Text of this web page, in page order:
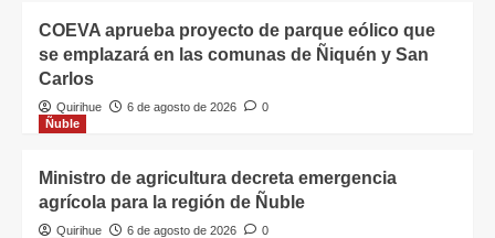
COEVA aprueba proyecto de parque eólico que
se emplazará en las comunas de Ñiquén y San
Carlos
Quirihue 6 de agosto de 2026
0
Ñuble
Ministro de agricultura decreta emergencia
agrícola para la región de Ñuble
Quirihue 6 de agosto de 2026
0